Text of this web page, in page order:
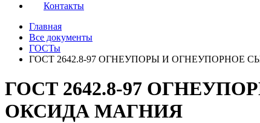
Контакты
Главная
Все документы
ГОСТы
ГОСТ 2642.8-97 ОГНЕУПОРЫ И
ГОСТ 2642.8-97
ОКСИДА МАГНИЯ